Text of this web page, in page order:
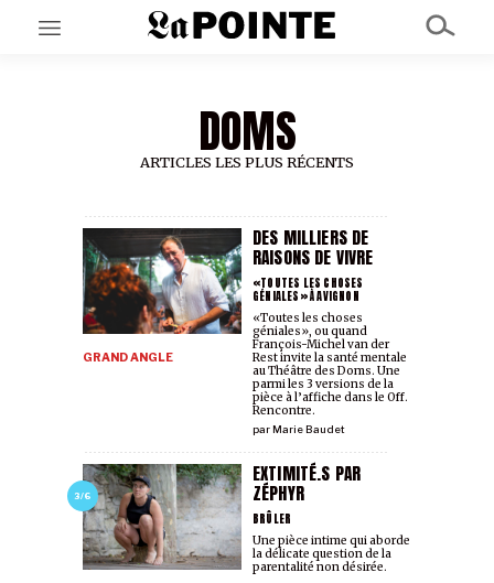
EN CE MOMENT
GRAND ANGLE
AU LARGE
À PROPOS
NOS PARTENAIRES
DOMS
ARTICLES LES PLUS RÉCENTS
DES MILLIERS DE
RAISONS DE VIVRE
«TOUTES LES CHOSES
GÉNIALES» À AVIGNON
GRAND ANGLE
parMarie Baudet
«Toutes les choses
géniales», ou quand
François-Michel van der
Rest invite la santé mentale
au Théâtre des Doms. Une
parmi les 3 versions de la
pièce à l’affiche dans le Off.
Rencontre.
3/6
EXTIMITÉ.S PAR
ZÉPHYR
BRÛLER
Une pièce intime qui aborde
la délicate question de la
parentalité non désirée.